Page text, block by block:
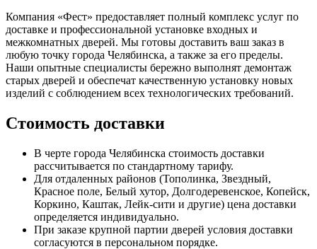
Компания «Фест» предоставляет полный комплекс услуг по
доставке и профессиональной установке входных и
межкомнатных дверей. Мы готовы доставить ваш заказ в
любую точку города Челябинска, а также за его пределы.
Наши опытные специалисты бережно выполнят демонтаж
старых дверей и обеспечат качественную установку новых
изделий с соблюдением всех технологических требований.
Стоимость доставки
В черте города Челябинска стоимость доставки
рассчитывается по стандартному тарифу.
Для отдаленных районов (Тополинка, Звездный,
Красное поле, Белый хутор, Долгодеревенское, Копейск,
Коркино, Каштак, Лейк-сити и другие) цена доставки
определяется индивидуально.
При заказе крупной партии дверей условия доставки
согласуются в персональном порядке.